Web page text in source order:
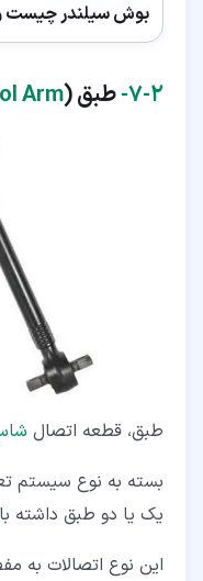
بوش سیلندر چیست و 2 نوع اصلی آن کدام
۲‏-‏۷‏- طبق (Arm
طبق، قطعه اتصال
بسته به نوع سیستم
یک یا دو طبق داشته
این نوع اتصالات به